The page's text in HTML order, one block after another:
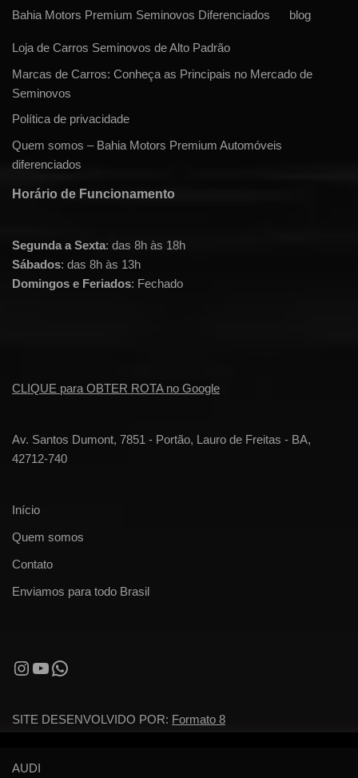
Bahia Motors Premium Seminovos Diferenciados blog
Loja de Carros Seminovos de Alto Padrão
Marcas de Carros: Conheça as Principais no Mercado de
Seminovos
Política de privacidade
Quem somos – Bahia Motors Premium Automóveis
diferenciados
Horário de Funcionamento
Segunda a Sexta: das 8h às 18h
Sábados: das 8h às 13h
Domingos e Feriados: Fechado
CLIQUE para OBTER ROTA no Google
Av. Santos Dumont, 7851 - Portão, Lauro de Freitas - BA,
42712-740
Início
Quem somos
Contato
Enviamos para todo Brasil
SITE DESENVOLVIDO POR: Formato 8
AUDI